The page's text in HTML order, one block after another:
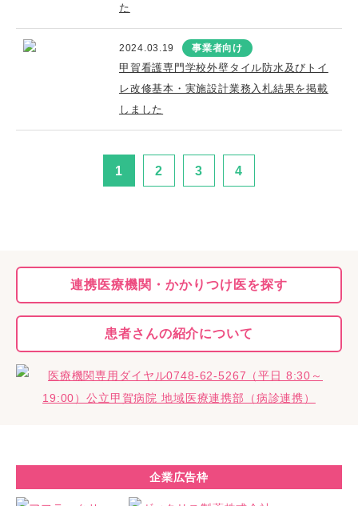
た
2024.03.19 事業者向け
甲賀看護専門学校外壁タイル防水及びトイ
レ改修基本・実施設計業務入札結果を掲載
しました
1 2 3 4
連携医療機関・かかりつけ医を探す
患者さんの紹介について
企業広告枠